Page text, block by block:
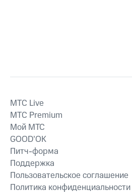
MTС Live
MTС Premium
Мой МТС
GOOD’OK
Питч-форма
Поддержка
Пользовательское соглашение
Политика конфиденциальности